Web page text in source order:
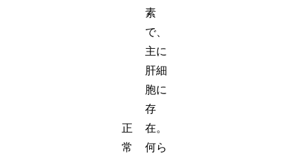
正
常
素
で、
主に
肝細
胞に
存
在。
何ら